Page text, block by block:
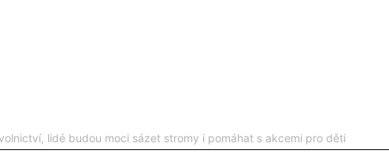
lidé budou moci sázet stromy i pomáhat s akcemi pro děti